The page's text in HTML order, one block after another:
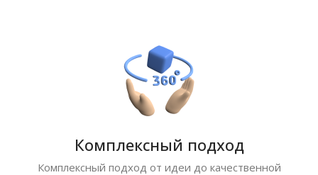
Комплексный подход
Комплексный подход от идеи до качественной